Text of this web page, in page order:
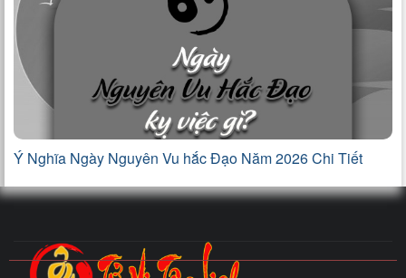
Ý Nghĩa Ngày Nguyên Vu hắc Đạo Năm 2026 Chi Tiết